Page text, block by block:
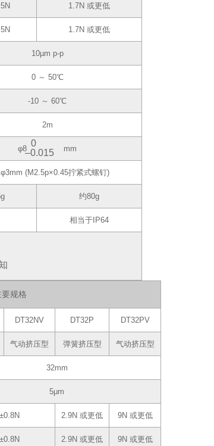
1.7N 或更低
1.7N 或更低
10µm p-p
0 ～ 50℃
-10 ～ 60℃
2m
φ8
0
‒0.015
mm
(M2.5p×0.45拧紧式螺钉)
约80g
相当于IP64
要规格
DT32NV DT32P DT32PV
气动挤压型 弹簧挤压型 气动挤压型
32mm
5μm
2.9N 或更低 9N 或更低
2.9N 或更低 9N 或更低